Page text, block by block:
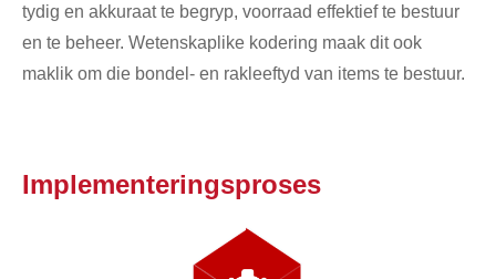
tydig en akkuraat te begryp, voorraad effektief te bestuur
en te beheer. Wetenskaplike kodering maak dit ook
maklik om die bondel- en rakleeftyd van items te bestuur.
Implementeringsproses